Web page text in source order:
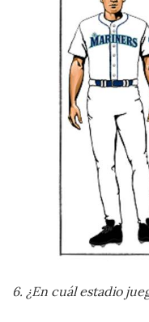
6. ¿En cuál estadio